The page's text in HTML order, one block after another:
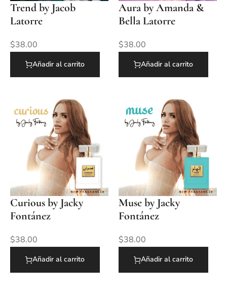
Trend by Jacob
Latorre
$38.00
Añadir al carrito
Aura by Amanda &
Bella Latorre
$38.00
Añadir al carrito
Curious by Jacky
Fontánez
$38.00
Añadir al carrito
Muse by Jacky
Fontánez
$38.00
Añadir al carrito